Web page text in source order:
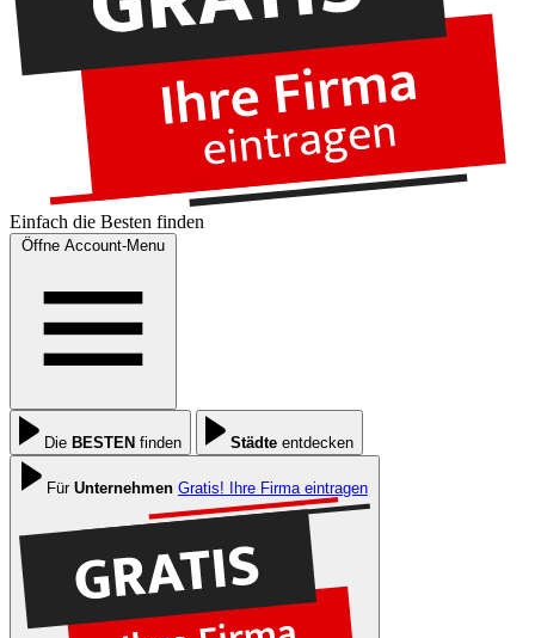
Einfach die Besten finden
Öffne Account-Menu
Die BESTEN finden Städte entdecken
Für Unternehmen Gratis! Ihre Firma eintragen